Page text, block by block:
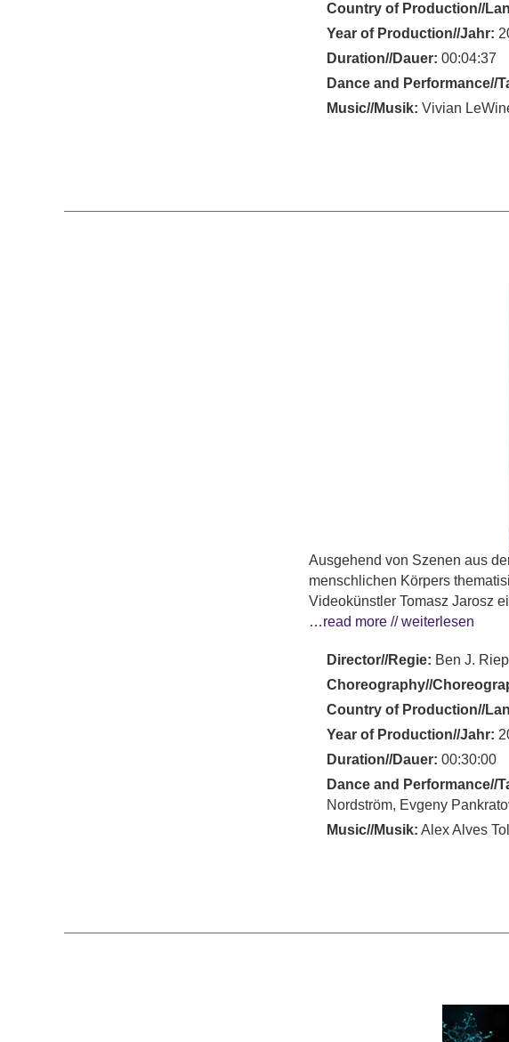
Country of Production//
Year of Production//Jahr:
Duration//Dauer: 00:04:37
Dance and Performance//
Music//Musik: Vivian
Ausgehend von Szenen aus
menschlichen Körpers
Videokünstler Tomasz Jarosz
…read more // weiterlesen
Director//Regie: Ben J.
Choreography//
Country of Production//
Year of Production//Jahr:
Duration//Dauer: 00:30:00
Dance and Performance//
Nordström, Evgeny
Music//Musik: Alex Alves